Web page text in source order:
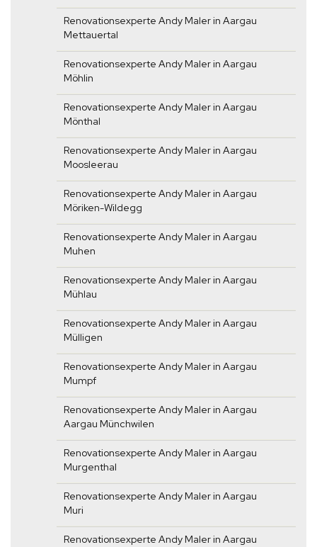
Renovationsexperte Andy Maler in Aargau
Mettauertal
Renovationsexperte Andy Maler in Aargau
Möhlin
Renovationsexperte Andy Maler in Aargau
Mönthal
Renovationsexperte Andy Maler in Aargau
Moosleerau
Renovationsexperte Andy Maler in Aargau
Möriken-Wildegg
Renovationsexperte Andy Maler in Aargau
Muhen
Renovationsexperte Andy Maler in Aargau
Mühlau
Renovationsexperte Andy Maler in Aargau
Mülligen
Renovationsexperte Andy Maler in Aargau
Mumpf
Renovationsexperte Andy Maler in Aargau
Aargau Münchwilen
Renovationsexperte Andy Maler in Aargau
Murgenthal
Renovationsexperte Andy Maler in Aargau
Muri
Renovationsexperte Andy Maler in Aargau